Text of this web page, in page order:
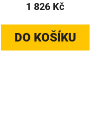
1 826 Kč
DO KOŠÍKU